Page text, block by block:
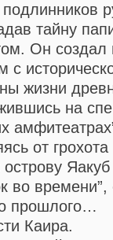
тайну
Он создал
с
жизни
на
от
во времени”,
прошлого…
Каира.